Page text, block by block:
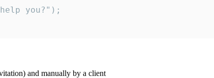
you?");
and manually by a client